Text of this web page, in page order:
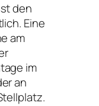
den
Eine
am
im
an